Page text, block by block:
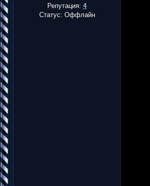
Репутация: 4
Статус: Оффлайн